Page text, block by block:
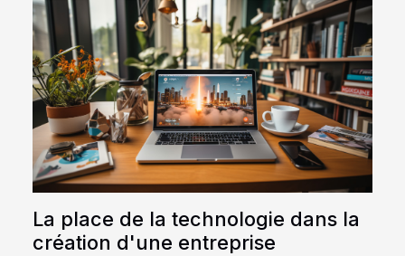
La place de la technologie dans la
création d'une entreprise